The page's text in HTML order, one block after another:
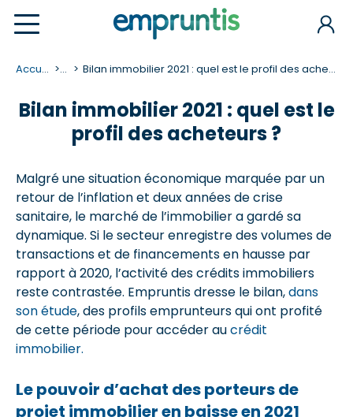
Accueil ... Bilan immobilier 2021 : quel est le profil des acheteurs ?
Bilan immobilier 2021 : quel est le
profil des acheteurs ?
Malgré une situation économique marquée par un
retour de l’inflation et deux années de crise
sanitaire, le marché de l’immobilier a gardé sa
dynamique. Si le secteur enregistre des volumes de
transactions et de financements en hausse par
rapport à 2020, l’activité des crédits immobiliers
reste contrastée. Empruntis dresse le bilan,dans
son étude, des profils emprunteurs qui ont profité
de cette période pour accéder aucrédit
immobilier.
Le pouvoir d’achat des porteurs de
projet immobilier en baisse en 2021